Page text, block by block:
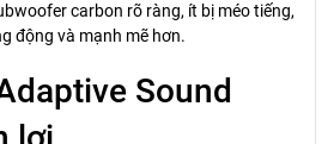
carbon rõ ràng, ít bị méo tiếng,
động và mạnh mẽ hơn.
Sound